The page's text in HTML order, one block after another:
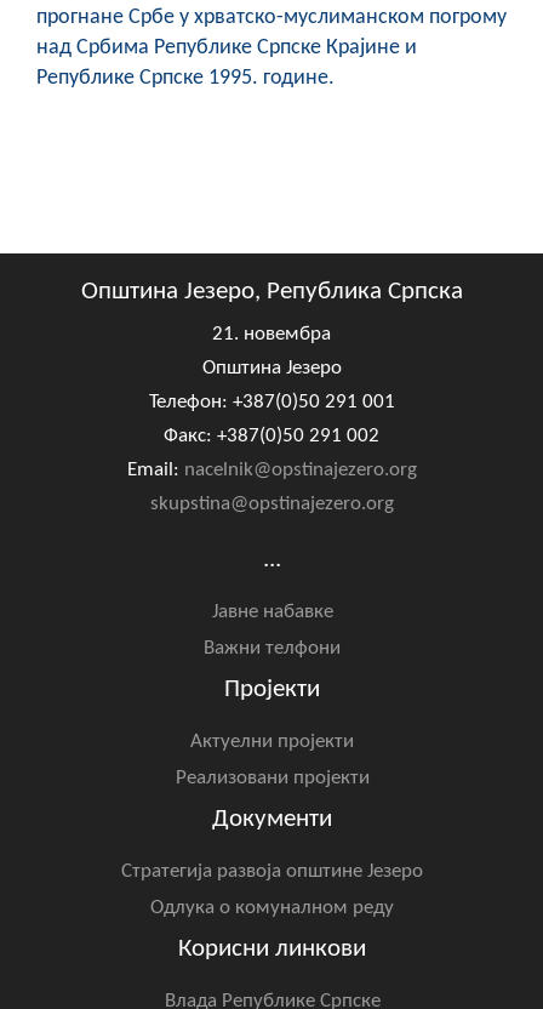
прогнане Србе у хрватско-муслиманском погрому
над Србима Републике Српске Крајине и
Републике Српске 1995. године.
Општина Језеро, Република Српска
21. новембра
Општина Језеро
Телефон: +387(0)50 291 001
Факс: +387(0)50 291 002
Email: nacelnik@opstinajezero.org
skupstina@opstinajezero.org
...
Јавне набавке
Важни телфони
Пројекти
Актуелни пројекти
Реализовани пројекти
Документи
Стратегија развоја општине Језеро
Одлука о комуналном реду
Корисни линкови
Влада Републике Српске